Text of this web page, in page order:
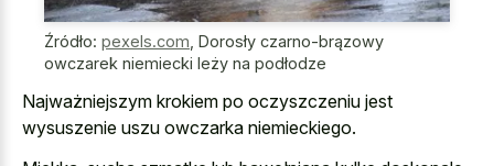
Źródło: pexels.com Dorosły czarno-brązowy
owczarek niemiecki leży na podłodze
Najważniejszym krokiem po oczyszczeniu jest
wysuszenie uszu owczarka niemieckiego.